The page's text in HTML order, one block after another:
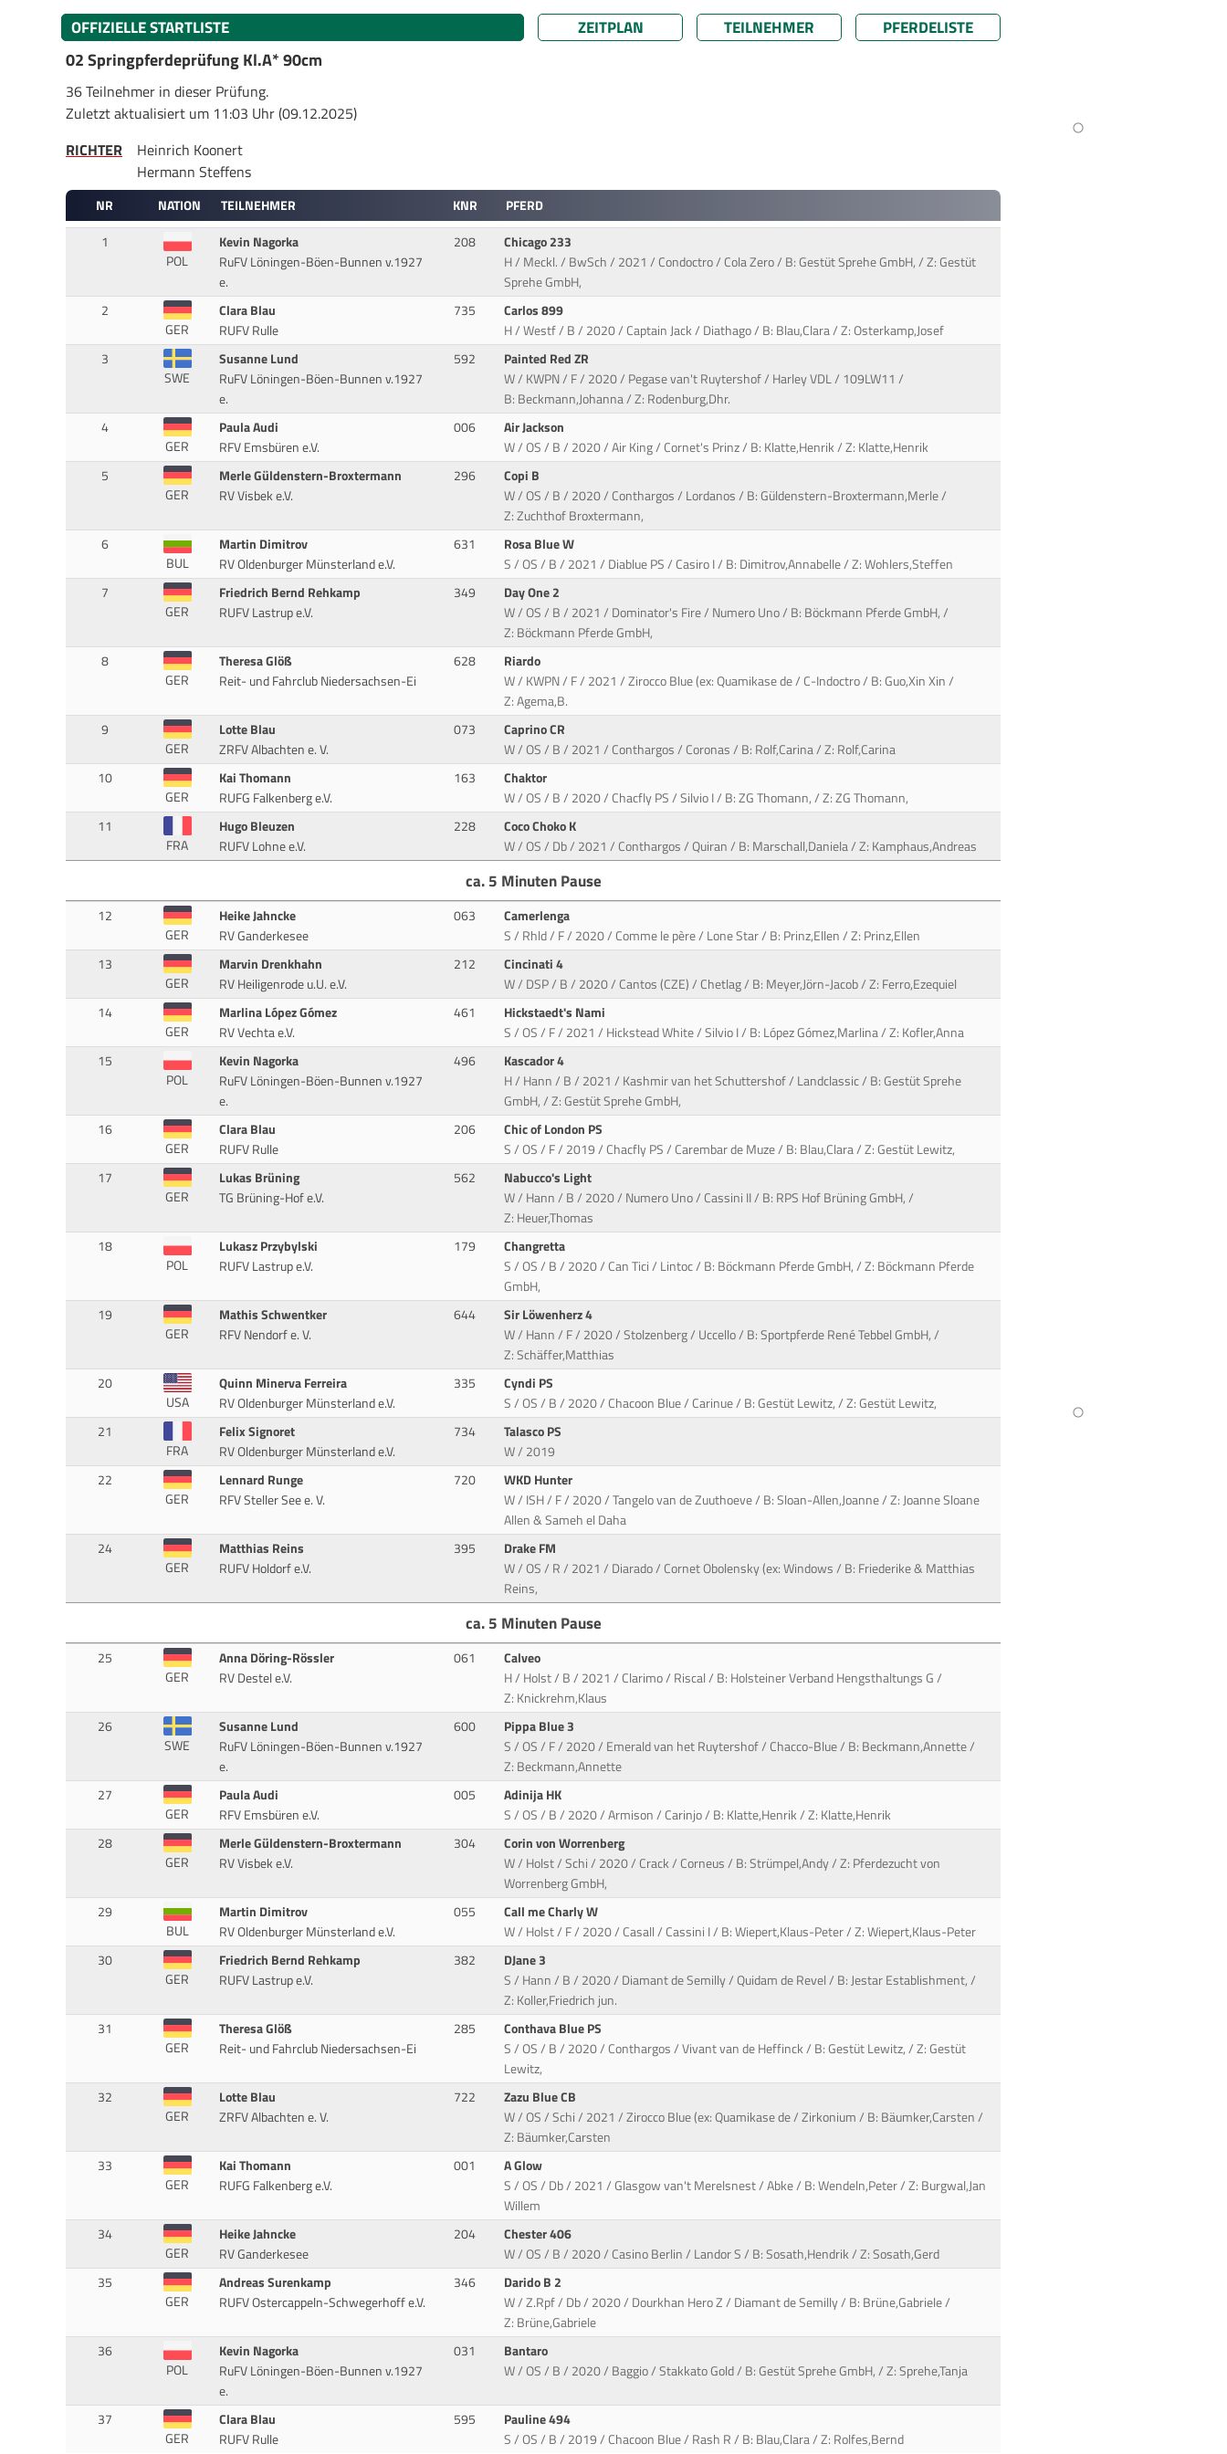
OFFIZIELLE STARTLISTE ZEITPLAN TEILNEHMER
PFERDELISTE
02 Springpferdeprüfung Kl.A* 90cm
36 Teilnehmer in dieser Prüfung.
Zuletzt aktualisiert um 11:03 Uhr (09.12.2025)
RICHTER
Heinrich Koonert
Hermann Steffens
NR NATION TEILNEHMER KNR
PFERD
1
POL
Kevin Nagorka
RuFV Löningen-Böen-Bunnen v.1927
e.
208
Chicago 233
H / Meckl. / BwSch / 2021 / Condoctro / Cola Zero / B: Gestüt Sprehe GmbH, / Z: Gestüt
Sprehe GmbH,
2
GER
Clara Blau
RUFV Rulle
735
Carlos 899
H / Westf / B / 2020 / Captain Jack / Diathago / B: Blau,Clara / Z: Osterkamp,Josef
3
SWE
Susanne Lund
RuFV Löningen-Böen-Bunnen v.1927
e.
592
Painted Red ZR
W / KWPN / F / 2020 / Pegase van't Ruytershof / Harley VDL / 109LW11 /
B: Beckmann,Johanna / Z: Rodenburg,Dhr.
4
GER
Paula Audi
RFV Emsbüren e.V.
006
Air Jackson
W / OS / B / 2020 / Air King / Cornet's Prinz / B: Klatte,Henrik / Z: Klatte,Henrik
5
GER
Merle Güldenstern-Broxtermann
RV Visbek e.V.
296
Copi B
W / OS / B / 2020 / Conthargos / Lordanos / B: Güldenstern-Broxtermann,Merle /
Z: Zuchthof Broxtermann,
6
BUL
Martin Dimitrov
RV Oldenburger Münsterland e.V.
631
Rosa Blue W
S / OS / B / 2021 / Diablue PS / Casiro I / B: Dimitrov,Annabelle / Z: Wohlers,Steffen
7
GER
Friedrich Bernd Rehkamp
RUFV Lastrup e.V.
349
Day One 2
W / OS / B / 2021 / Dominator's Fire / Numero Uno / B: Böckmann Pferde GmbH, /
Z: Böckmann Pferde GmbH,
8
GER
Theresa Glöß
Reit- und Fahrclub Niedersachsen-Ei
628
Riardo
W / KWPN / F / 2021 / Zirocco Blue (ex: Quamikase de / C-Indoctro / B: Guo,Xin Xin /
Z: Agema,B.
9
GER
Lotte Blau
ZRFV Albachten e. V.
073
Caprino CR
W / OS / B / 2021 / Conthargos / Coronas / B: Rolf,Carina / Z: Rolf,Carina
10
GER
Kai Thomann
RUFG Falkenberg e.V.
163
Chaktor
W / OS / B / 2020 / Chacfly PS / Silvio I / B: ZG Thomann, / Z: ZG Thomann,
11
FRA
Hugo Bleuzen
RUFV Lohne e.V.
228
Coco Choko K
W / OS / Db / 2021 / Conthargos / Quiran / B: Marschall,Daniela / Z: Kamphaus,Andreas
ca. 5 Minuten Pause
12
GER
Heike Jahncke
RV Ganderkesee
063
Camerlenga
S / Rhld / F / 2020 / Comme le père / Lone Star / B: Prinz,Ellen / Z: Prinz,Ellen
13
GER
Marvin Drenkhahn
RV Heiligenrode u.U. e.V.
212
Cincinati 4
W / DSP / B / 2020 / Cantos (CZE) / Chetlag / B: Meyer,Jörn-Jacob / Z: Ferro,Ezequiel
14
GER
Marlina López Gómez
RV Vechta e.V.
461
Hickstaedt's Nami
S / OS / F / 2021 / Hickstead White / Silvio I / B: López Gómez,Marlina / Z: Kofler,Anna
15
POL
Kevin Nagorka
RuFV Löningen-Böen-Bunnen v.1927
e.
496
Kascador 4
H / Hann / B / 2021 / Kashmir van het Schuttershof / Landclassic / B: Gestüt Sprehe
GmbH, / Z: Gestüt Sprehe GmbH,
16
GER
Clara Blau
RUFV Rulle
206
Chic of London PS
S / OS / F / 2019 / Chacfly PS / Carembar de Muze / B: Blau,Clara / Z: Gestüt Lewitz,
17
GER
Lukas Brüning
TG Brüning-Hof e.V.
562
Nabucco's Light
W / Hann / B / 2020 / Numero Uno / Cassini II / B: RPS Hof Brüning GmbH, /
Z: Heuer,Thomas
18
POL
Lukasz Przybylski
RUFV Lastrup e.V.
179
Changretta
S / OS / B / 2020 / Can Tici / Lintoc / B: Böckmann Pferde GmbH, / Z: Böckmann Pferde
GmbH,
19
GER
Mathis Schwentker
RFV Nendorf e. V.
644
Sir Löwenherz 4
W / Hann / F / 2020 / Stolzenberg / Uccello / B: Sportpferde René Tebbel GmbH, /
Z: Schäffer,Matthias
20
USA
Quinn Minerva Ferreira
RV Oldenburger Münsterland e.V.
335
Cyndi PS
S / OS / B / 2020 / Chacoon Blue / Carinue / B: Gestüt Lewitz, / Z: Gestüt Lewitz,
21
FRA
Felix Signoret
RV Oldenburger Münsterland e.V.
734
Talasco PS
W / 2019
22
GER
Lennard Runge
RFV Steller See e. V.
720
WKD Hunter
W / ISH / F / 2020 / Tangelo van de Zuuthoeve / B: Sloan-Allen,Joanne / Z: Joanne Sloane
Allen & Sameh el Daha
24
GER
Matthias Reins
RUFV Holdorf e.V.
395
Drake FM
W / OS / R / 2021 / Diarado / Cornet Obolensky (ex: Windows / B: Friederike & Matthias
Reins,
ca. 5 Minuten Pause
25
GER
Anna Döring-Rössler
RV Destel e.V.
061
Calveo
H / Holst / B / 2021 / Clarimo / Riscal / B: Holsteiner Verband Hengsthaltungs G /
Z: Knickrehm,Klaus
26
SWE
Susanne Lund
RuFV Löningen-Böen-Bunnen v.1927
e.
600
Pippa Blue 3
S / OS / F / 2020 / Emerald van het Ruytershof / Chacco-Blue / B: Beckmann,Annette /
Z: Beckmann,Annette
27
GER
Paula Audi
RFV Emsbüren e.V.
005
Adinija HK
S / OS / B / 2020 / Armison / Carinjo / B: Klatte,Henrik / Z: Klatte,Henrik
28
GER
Merle Güldenstern-Broxtermann
RV Visbek e.V.
304
Corin von Worrenberg
W / Holst / Schi / 2020 / Crack / Corneus / B: Strümpel,Andy / Z: Pferdezucht von
Worrenberg GmbH,
29
BUL
Martin Dimitrov
RV Oldenburger Münsterland e.V.
055
Call me Charly W
W / Holst / F / 2020 / Casall / Cassini I / B: Wiepert,Klaus-Peter / Z: Wiepert,Klaus-Peter
30
GER
Friedrich Bernd Rehkamp
RUFV Lastrup e.V.
382
DJane 3
S / Hann / B / 2020 / Diamant de Semilly / Quidam de Revel / B: Jestar Establishment, /
Z: Koller,Friedrich jun.
31
GER
Theresa Glöß
Reit- und Fahrclub Niedersachsen-Ei
285
Conthava Blue PS
S / OS / B / 2020 / Conthargos / Vivant van de Heffinck / B: Gestüt Lewitz, / Z: Gestüt
Lewitz,
32
GER
Lotte Blau
ZRFV Albachten e. V.
722
Zazu Blue CB
W / OS / Schi / 2021 / Zirocco Blue (ex: Quamikase de / Zirkonium / B: Bäumker,Carsten /
Z: Bäumker,Carsten
33
GER
Kai Thomann
RUFG Falkenberg e.V.
001
A Glow
S / OS / Db / 2021 / Glasgow van't Merelsnest / Abke / B: Wendeln,Peter / Z: Burgwal,Jan
Willem
34
GER
Heike Jahncke
RV Ganderkesee
204
Chester 406
W / OS / B / 2020 / Casino Berlin / Landor S / B: Sosath,Hendrik / Z: Sosath,Gerd
35
GER
Andreas Surenkamp
RUFV Ostercappeln-Schwegerhoff e.V.
346
Darido B 2
W / Z.Rpf / Db / 2020 / Dourkhan Hero Z / Diamant de Semilly / B: Brüne,Gabriele /
Z: Brüne,Gabriele
36
POL
Kevin Nagorka
RuFV Löningen-Böen-Bunnen v.1927
e.
031
Bantaro
W / OS / B / 2020 / Baggio / Stakkato Gold / B: Gestüt Sprehe GmbH, / Z: Sprehe,Tanja
37
GER
Clara Blau
RUFV Rulle
595
Pauline 494
S / OS / B / 2019 / Chacoon Blue / Rash R / B: Blau,Clara / Z: Rolfes,Bernd